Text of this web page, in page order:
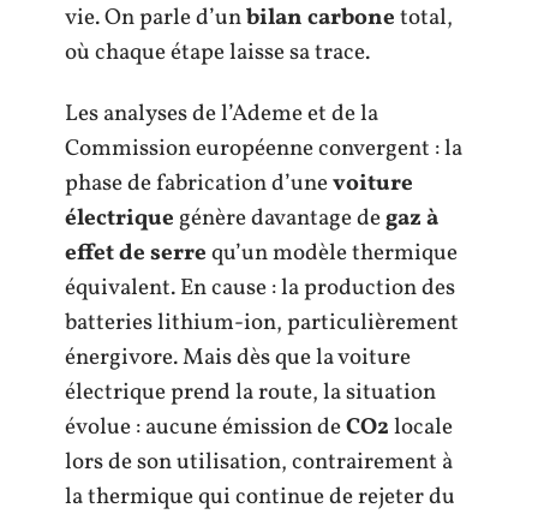
vie. On parle d’unbilan carbonetotal,
où chaque étape laisse sa trace.
Les analyses de l’Ademe et de la
Commission européenne convergent : la
phase de fabrication d’unevoiture
électrique génère davantage degaz à
effet de serrequ’un modèle thermique
équivalent. En cause : la production des
batteries lithium-ion, particulièrement
énergivore. Mais dès que la voiture
électrique prend la route, la situation
évolue : aucune émission deCO2locale
lors de son utilisation, contrairement à
la thermique qui continue de rejeter du